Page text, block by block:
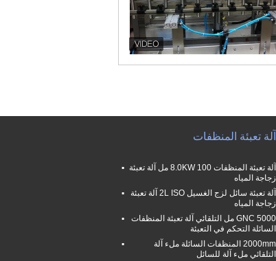
آلة تعبئة المنظفات
آلة تعبئة المنظفات 8.0KW 100 مل آلة تعبئة
زجاجة المياه
آلة تعبئة سائل لزج الغسيل 2L ISO آلة تعبئة
زجاجة المياه
GNC 5000 مل التلقائي آلة تعبئة المنظفات
السائلة التحكم في التعبئة
2000mm المنظفات السائلة ملء آلة
التلقائي ملء آلة للسائل